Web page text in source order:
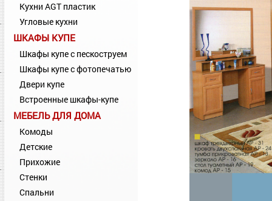
Кухни AGT пластик
Угловые кухни
ШКАФЫ КУПЕ
Шкафы купе с пескоструем
Шкафы купе с фотопечатью
Двери купе
Встроенные шкафы-купе
МЕБЕЛЬ ДЛЯ ДОМА
Комоды
Детские
Прихожие
Стенки
Спальни